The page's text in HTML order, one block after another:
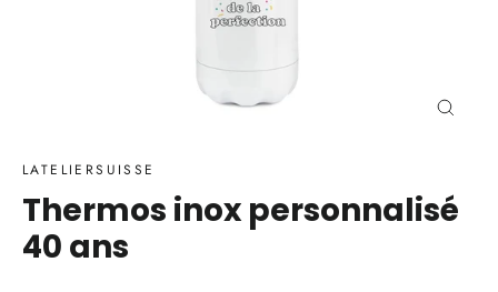
LATELIERSUISSE
Thermos inox personnalisé
40 ans